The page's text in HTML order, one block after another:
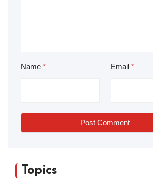
Name * Email *
Post Comment
Topics